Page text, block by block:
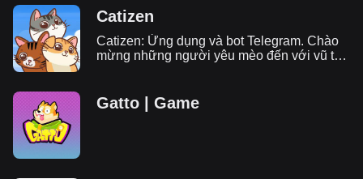
Catizen
Catizen: Ứng dụng và bot Telegram. Chào
mừng những người yêu mèo đến với vũ trụ
về Catizen.
Gatto | Game